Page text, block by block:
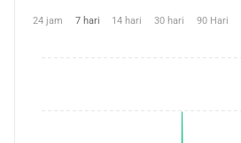
24 jam 7 hari 14 hari 30 hari 90 Hari